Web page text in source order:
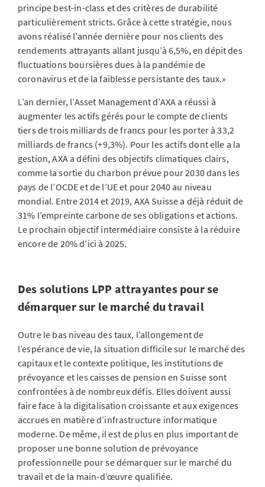
principe best-in-class et des critères de durabilité
particulièrement stricts. Grâce à cette stratégie, nous
avons réalisé l’année dernière pour nos clients des
rendements attrayants allant jusqu’à 6,5%, en dépit des
fluctuations boursières dues à la pandémie de
coronavirus et de la faiblesse persistante des taux.»
L’an dernier, l’Asset Management d’AXA a réussi à
augmenter les actifs gérés pour le compte de clients
tiers de trois milliards de francs pour les porter à 33,2
milliards de francs (+9,3%). Pour les actifs dont elle a la
gestion, AXA a défini des objectifs climatiques clairs,
comme la sortie du charbon prévue pour 2030 dans les
pays de l’OCDE et de l’UE et pour 2040 au niveau
mondial. Entre 2014 et 2019, AXA Suisse a déjà réduit de
31% l’empreinte carbone de ses obligations et actions.
Le prochain objectif intermédiaire consiste à la réduire
encore de 20% d’ici à 2025.
Des solutions LPP attrayantes pour se
démarquer sur le marché du travail
Outre le bas niveau des taux, l’allongement de
l’espérance de vie, la situation difficile sur le marché des
capitaux et le contexte politique, les institutions de
prévoyance et les caisses de pension en Suisse sont
confrontées à de nombreux défis. Elles doivent aussi
faire face à la digitalisation croissante et aux exigences
accrues en matière d’infrastructure informatique
moderne. De même, il est de plus en plus important de
proposer une bonne solution de prévoyance
professionnelle pour se démarquer sur le marché du
travail et de la main-d’œuvre qualifiée.